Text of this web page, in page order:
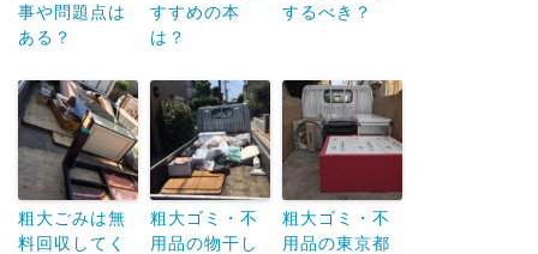
事や問題点は
ある？
すすめの本
は？
するべき？
粗大ごみは無
料回収してく
粗大ゴミ・不
用品の物干し
粗大ゴミ・不
用品の東京都